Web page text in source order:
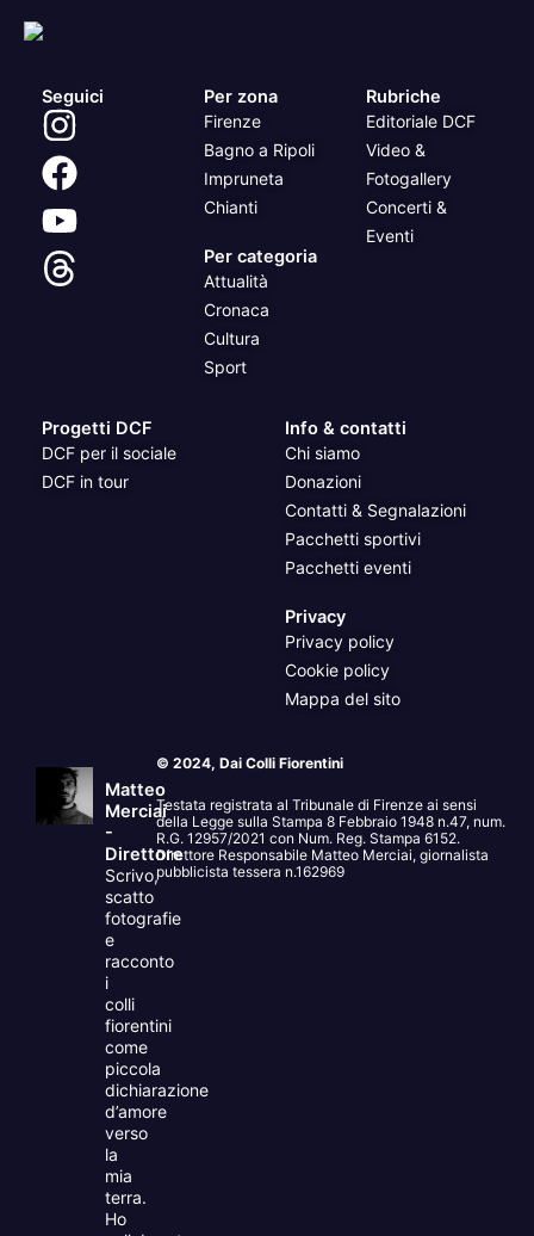
Seguici Per zona
Firenze
Bagno a Ripoli
Impruneta
Chianti
Per categoria
Attualità
Cronaca
Cultura
Sport
Rubriche
Editoriale DCF
Video &
Fotogallery
Concerti &
Eventi
Progetti DCF
DCF per il sociale
DCF in tour
Info & contatti
Chi siamo
Donazioni
Contatti & Segnalazioni
Pacchetti sportivi
Pacchetti eventi
Privacy
Privacy policy
Cookie policy
Mappa del sito
Matteo
Merciai
-
Direttore
Scrivo,
scatto
fotografie
e
racconto
i
colli
fiorentini
come
piccola
dichiarazione
d’amore
verso
la
mia
terra.
Ho
© 2024, Dai Colli Fiorentini
Testata registrata al Tribunale di Firenze ai sensi
della Legge sulla Stampa 8 Febbraio 1948 n.47, num.
R.G. 12957/2021 con Num. Reg. Stampa 6152.
Direttore Responsabile Matteo Merciai, giornalista
pubblicista tessera n.162969